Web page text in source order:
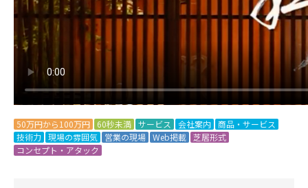
50万円から100万円 60秒未満 サービス 会社案内 商品・サービス
技術力 現場の雰囲気 営業の現場 Web掲載 芝居形式
コンセプト・アタック